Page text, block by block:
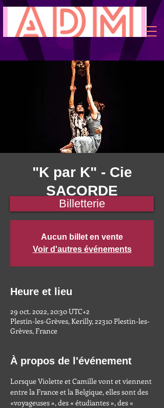
"K par K" - Cie
SACORDE
sam. 29 oct.
  |
Plestin-les-Grèves
Aucun billet en vente
Voir d'autres événements
Heure et lieu
29 oct. 2022, 20:30 UTC+2
Plestin-les-Grèves, Kerilly, 22310 Plestin-les-
Grèves, France
À propos de l'événement
Lorsque Violette et Camille vont et viennent
entre la France et la Belgique, elles sont des
«voyageuses », des « étudiantes », des «
Billetterie